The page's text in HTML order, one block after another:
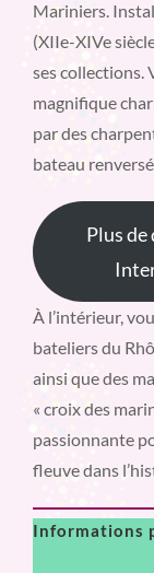
Mariniers.
(XIIe-XIVe
ses collections.
magnifique
par des
bateau
Plus
À l’intérieur,
bateliers du
ainsi que des
« croix des
passionnante
fleuve dans
Informations